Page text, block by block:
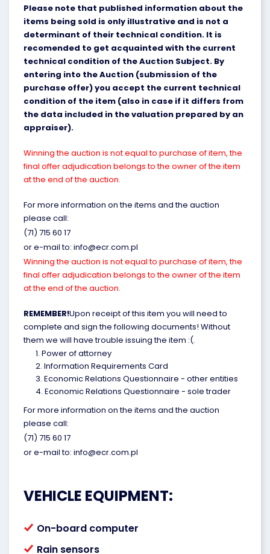
Please note that published information about the
items being sold is only illustrative and is not a
determinant of their technical condition. It is
recomended to get acquainted with the current
technical condition of the Auction Subject. By
entering into the Auction (submission of the
purchase offer) you accept the current technical
condition of the item (also in case if it differs from
the data included in the valuation prepared by an
appraiser).
Winning the auction is not equal to purchase of item, the
final offer adjudication belongs to the owner of the item
at the end of the auction.
For more information on the items and the auction
please call:
(71) 715 60 17
or e-mail to: info@ecr.com.pl
Winning the auction is not equal to purchase of item, the
final offer adjudication belongs to the owner of the item
at the end of the auction.
REMEMBER!Upon receipt of this item you will need to
complete and sign the following documents! Without
them we will have trouble issuing the item :(.
Power of attorney
Information Requirements Card
Economic Relations Questionnaire - other entities
Economic Relations Questionnaire - sole trader
For more information on the items and the auction
please call:
(71) 715 60 17
or e-mail to: info@ecr.com.pl
VEHICLE EQUIPMENT:
On-board computer
Rain sensors